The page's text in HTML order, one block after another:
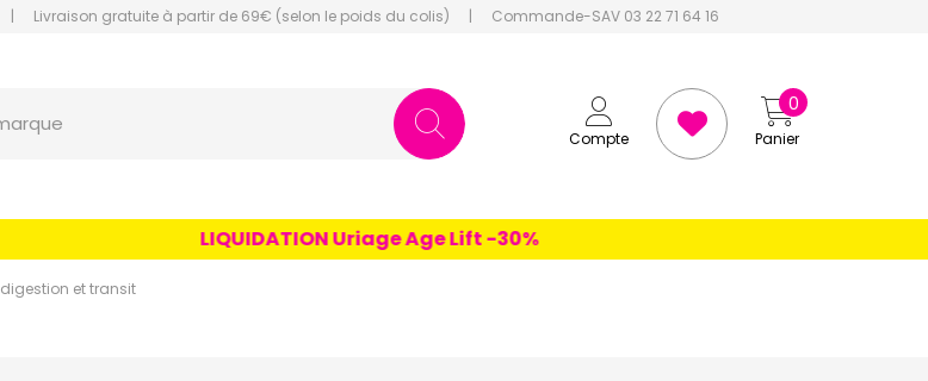
| Livraison gratuite à partir de 69€ (selon le poids du colis) | Commande-SAV 03 22 71 64 16
Compte Panier
0
LIQUIDATION Uriage Age Lift -30%
digestion et transit